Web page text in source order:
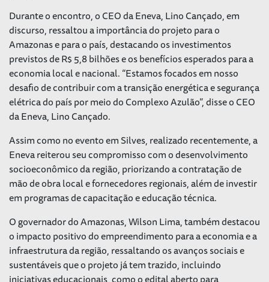
Durante o encontro, o CEO da Eneva, Lino Cançado, em
discurso, ressaltou a importância do projeto para o
Amazonas e para o país, destacando os investimentos
previstos de R$ 5,8 bilhões e os benefícios esperados para a
economia local e nacional. “Estamos focados em nosso
desafio de contribuir com a transição energética e segurança
elétrica do país por meio do Complexo Azulão”, disse o CEO
da Eneva, Lino Cançado.
Assim como no evento em Silves, realizado recentemente, a
Eneva reiterou seu compromisso com o desenvolvimento
socioeconômico da região, priorizando a contratação de
mão de obra local e fornecedores regionais, além de investir
em programas de capacitação e educação técnica.
O governador do Amazonas, Wilson Lima, também destacou
o impacto positivo do empreendimento para a economia e a
infraestrutura da região, ressaltando os avanços sociais e
sustentáveis que o projeto já tem trazido, incluindo